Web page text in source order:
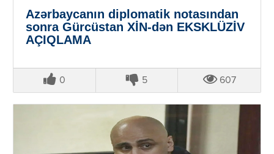
Azərbaycanın diplomatik notasından
sonra Gürcüstan XİN-dən EKSKLÜZİV
AÇIQLAMA
0 5 607